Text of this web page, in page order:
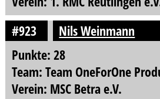
#923
Nils Weinmann
Punkte: 28
Team: Team OneForOne
Verein: MSC Betra e.V.